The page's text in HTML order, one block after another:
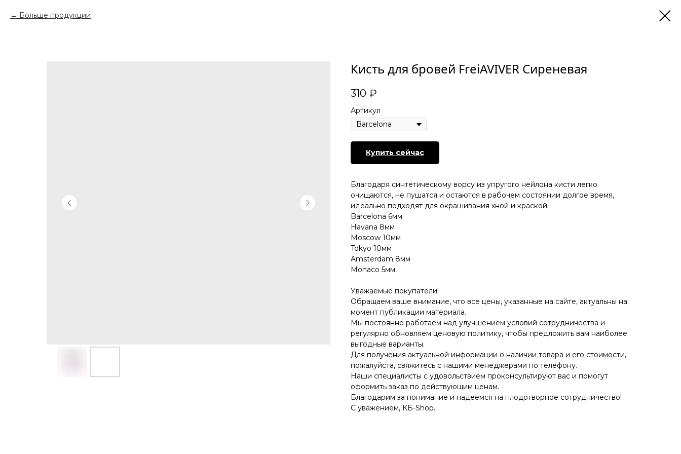
Больше продукции
Кисть для бровей FreiAVIVER Сиреневая
310 ₽
Артикул
Купить сейчас
Благодаря синтетическому ворсу из упругого нейлона кисти легко
очищаются, не пушатся и остаются в рабочем состоянии долгое время,
идеально подходят для окрашивания хной и краской.
Barcelona 6мм
Havana 8мм
Moscow 10мм
Tokyo 10мм
Amsterdam 8мм
Monaco 5мм
Уважаемые покупатели!
Обращаем ваше внимание, что все цены, указанные на сайте, актуальны на
момент публикации материала.
Мы постоянно работаем над улучшением условий сотрудничества и
регулярно обновляем ценовую политику, чтобы предложить вам наиболее
выгодные варианты.
Для получения актуальной информации о наличии товара и его стоимости,
пожалуйста, свяжитесь с нашими менеджерами по телефону.
Наши специалисты с удовольствием проконсультируют вас и помогут
оформить заказ по действующим ценам.
Благодарим за понимание и надеемся на плодотворное сотрудничество!
С уважением, КБ-Shop.